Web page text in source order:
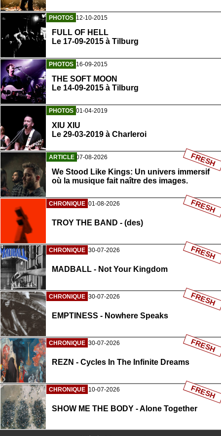
PHOTOS 12-10-2015
FULL OF HELL
Le 17-09-2015 à Tilburg
PHOTOS 16-09-2015
THE SOFT MOON
Le 14-09-2015 à Tilburg
PHOTOS 01-04-2019
XIU XIU
Le 29-03-2019 à Charleroi
ARTICLE 07-08-2026
We Stood Like Kings: Un univers immersif
où la musique fait naître des images.
FRESH
CHRONIQUE 01-08-2026
TROY THE BAND - (des)
FRESH
CHRONIQUE 30-07-2026
MADBALL - Not Your Kingdom
FRESH
CHRONIQUE 30-07-2026
EMPTINESS - Nowhere Speaks
FRESH
CHRONIQUE 30-07-2026
REZN - Cycles In The Infinite Dreams
FRESH
CHRONIQUE 10-07-2026
SHOW ME THE BODY - Alone Together
FRESH